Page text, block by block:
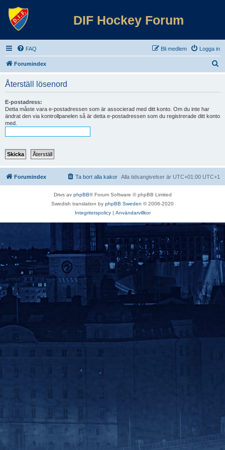
DIF Hockey Forum
FAQ Logga in
Bli medlem
Forumindex
Återställ lösenord
E-postadress:
Detta måste vara e-postadressen som är associerad med ditt konto. Om du inte har
ändrat den via kontrollpanelen så är detta e-postadressen som du registrerade ditt konto
med.
Forumindex Alla tidsangivelser är UTC+01:00 UTC+1
Ta bort alla kakor
Drivs av phpBB® Forum Software © phpBB Limited
Swedish translation by phpBB Sweden © 2006-2020
Integritetspolicy| Användarvillkor